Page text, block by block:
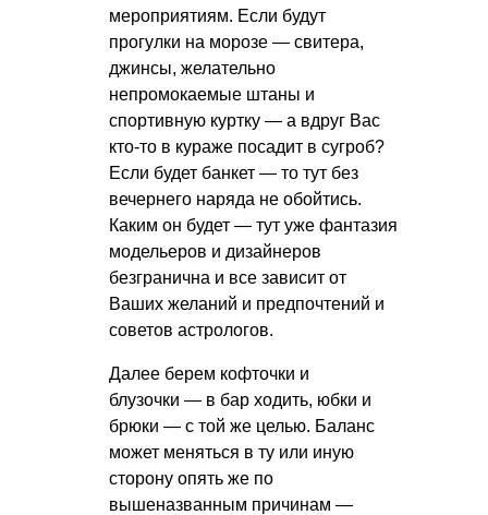
мероприятиям. Если будут
прогулки на морозе — свитера,
джинсы, желательно
непромокаемые штаны и
спортивную куртку — а вдруг Вас
кто-то в кураже посадит в сугроб?
Если будет банкет — то тут без
вечернего наряда не обойтись.
Каким он будет — тут уже фантазия
модельеров и дизайнеров
безгранична и все зависит от
Ваших желаний и предпочтений и
советов астрологов.
Далее берем кофточки и
блузочки — в бар ходить, юбки и
брюки — с той же целью. Баланс
может меняться в ту или иную
сторону опять же по
вышеназванным причинам —